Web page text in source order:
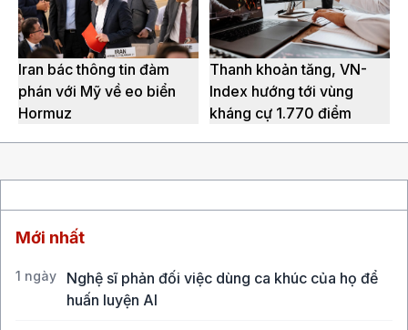
Iran bác thông tin đàm
phán với Mỹ về eo biển
Hormuz
Thanh khoản tăng, VN-
Index hướng tới vùng
kháng cự 1.770 điểm
Mới nhất
1 ngày
Nghệ sĩ phản đối việc dùng ca khúc của họ để
huấn luyện AI